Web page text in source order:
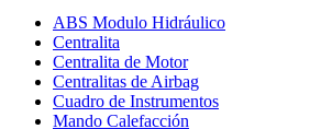
ABS Modulo Hidráulico
Centralita
Centralita de Motor
Centralitas de Airbag
Cuadro de Instrumentos
Mando Calefacción